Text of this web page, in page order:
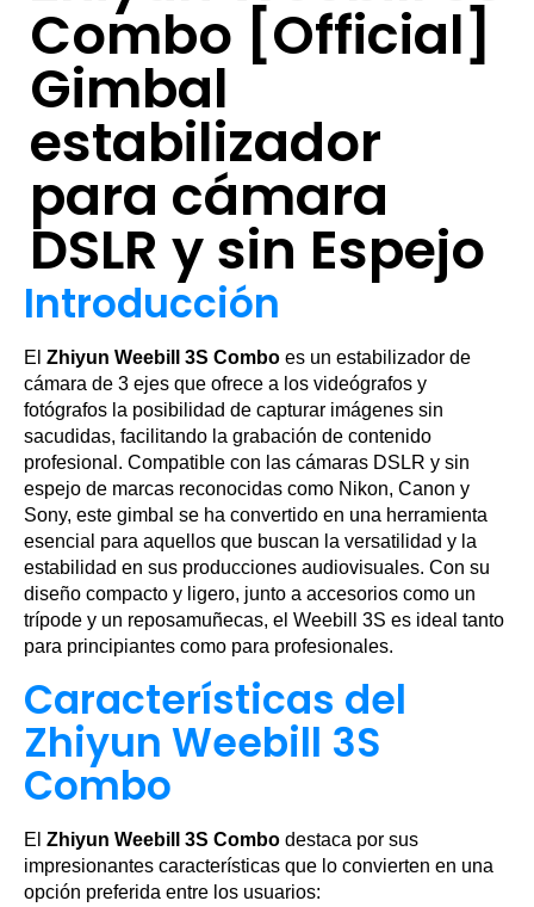
Combo [Official]
Gimbal
estabilizador
para cámara
DSLR y sin Espejo
Introducción
El Zhiyun Weebill 3S Combo es un estabilizador de
cámara de 3 ejes que ofrece a los videógrafos y
fotógrafos la posibilidad de capturar imágenes sin
sacudidas, facilitando la grabación de contenido
profesional. Compatible con las cámaras DSLR y sin
espejo de marcas reconocidas como Nikon, Canon y
Sony, este gimbal se ha convertido en una herramienta
esencial para aquellos que buscan la versatilidad y la
estabilidad en sus producciones audiovisuales. Con su
diseño compacto y ligero, junto a accesorios como un
trípode y un reposamuñecas, el Weebill 3S es ideal tanto
para principiantes como para profesionales.
Características del
Zhiyun Weebill 3S
Combo
El Zhiyun Weebill 3S Combo destaca por sus
impresionantes características que lo convierten en una
opción preferida entre los usuarios: